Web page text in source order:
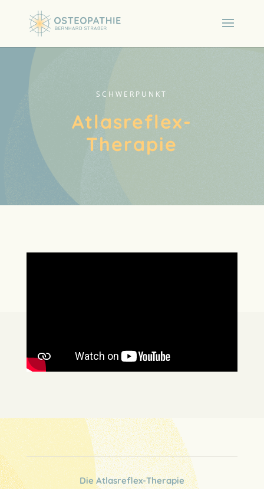
SCHWERPUNKT
Atlasreflex-
Therapie
Die Atlasreflex-Therapie